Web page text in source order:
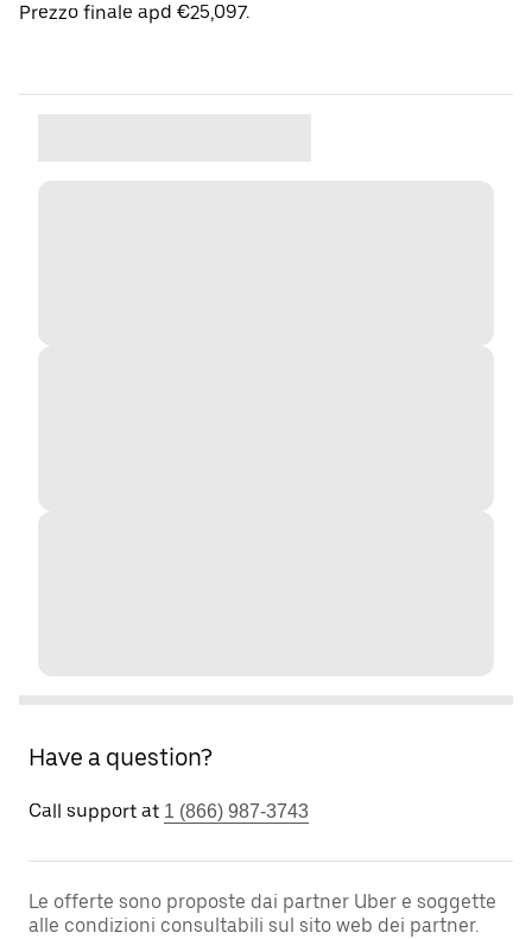
Prezzo finale apd €25,097.
Have a question?
Call support at 1 (866) 987-3743
Le offerte sono proposte dai partner Uber e soggette
alle condizioni consultabili sul sito web dei partner.